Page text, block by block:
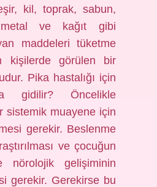
kil, toprak, sabun,
ve kağıt gibi
maddeleri tüketme
kişilerde görülen bir
Pika hastalığı için
gidilir? Öncelikle
sistemik muayene için
gerekir. Beslenme
ve çocuğun
nörolojik gelişiminin
gerekir. Gerekirse bu